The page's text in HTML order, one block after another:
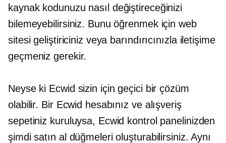
kaynak kodunuzu nasıl değiştireceğinizi
bilemeyebilirsiniz. Bunu öğrenmek için web
sitesi geliştiriciniz veya barındırıcınızla iletişime
geçmeniz gerekir.
Neyse ki Ecwid sizin için geçici bir çözüm
olabilir. Bir Ecwid hesabınız ve alışveriş
sepetiniz kuruluysa, Ecwid kontrol panelinizden
şimdi satın al düğmeleri oluşturabilirsiniz. Aynı